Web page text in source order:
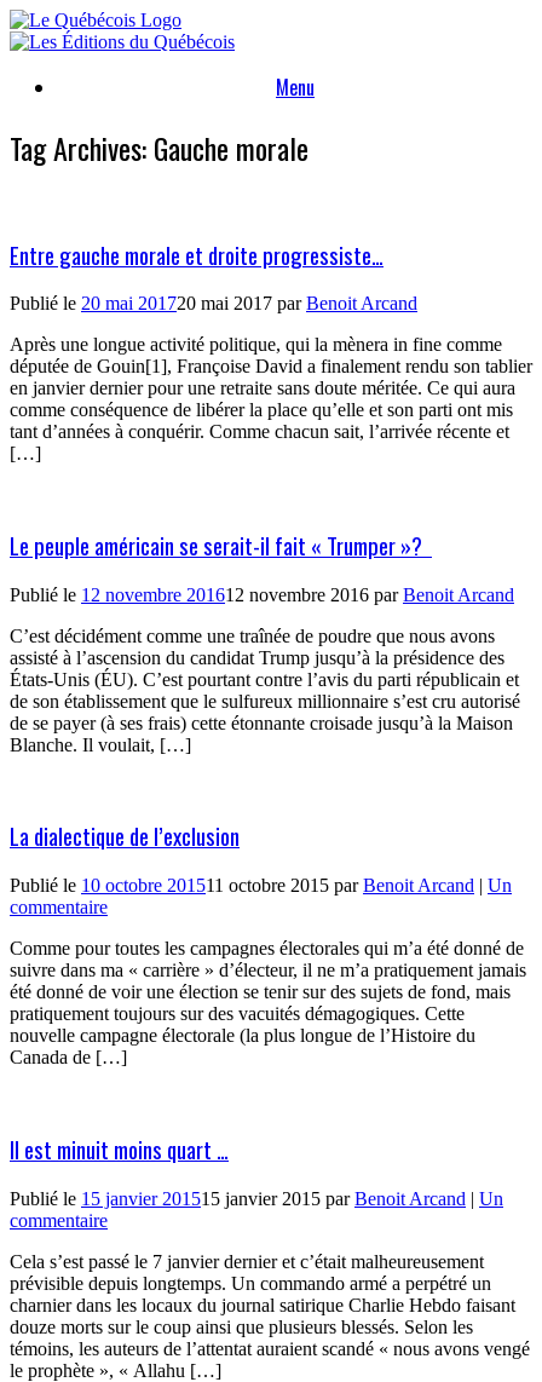
Skip
to
Menu
Tag Archives:Gauche morale
Entre gauche morale et droite progressiste…
Publié le 20 mai 201720 mai 2017 parBenoit Arcand
Après une longue activité politique, qui la mènera in fine comme
députée de Gouin[1], Françoise David a finalement rendu son tablier
en janvier dernier pour une retraite sans doute méritée. Ce qui aura
comme conséquence de libérer la place qu’elle et son parti ont mis
tant d’années à conquérir. Comme chacun sait, l’arrivée récente et
[…]
Le peuple américain se serait-il fait « Trumper »?
Publié le 12 novembre 201612 novembre 2016 parBenoit Arcand
C’est décidément comme une traînée de poudre que nous avons
assisté à l’ascension du candidat Trump jusqu’à la présidence des
États-Unis (ÉU). C’est pourtant contre l’avis du parti républicain et
de son établissement que le sulfureux millionnaire s’est cru autorisé
de se payer (à ses frais) cette étonnante croisade jusqu’à la Maison
Blanche. Il voulait, […]
La dialectique de l’exclusion
Publié le 10 octobre 201511 octobre 2015 parBenoit Arcand | Un
commentaire
Comme pour toutes les campagnes électorales qui m’a été donné de
suivre dans ma « carrière » d’électeur, il ne m’a pratiquement jamais
été donné de voir une élection se tenir sur des sujets de fond, mais
pratiquement toujours sur des vacuités démagogiques. Cette
nouvelle campagne électorale (la plus longue de l’Histoire du
Canada de […]
Il est minuit moins quart …
Publié le 15 janvier 201515 janvier 2015 parBenoit Arcand | Un
commentaire
Cela s’est passé le 7 janvier dernier et c’était malheureusement
prévisible depuis longtemps. Un commando armé a perpétré un
charnier dans les locaux du journal satirique Charlie Hebdo faisant
douze morts sur le coup ainsi que plusieurs blessés. Selon les
témoins, les auteurs de l’attentat auraient scandé « nous avons vengé
le prophète », « Allahu […]